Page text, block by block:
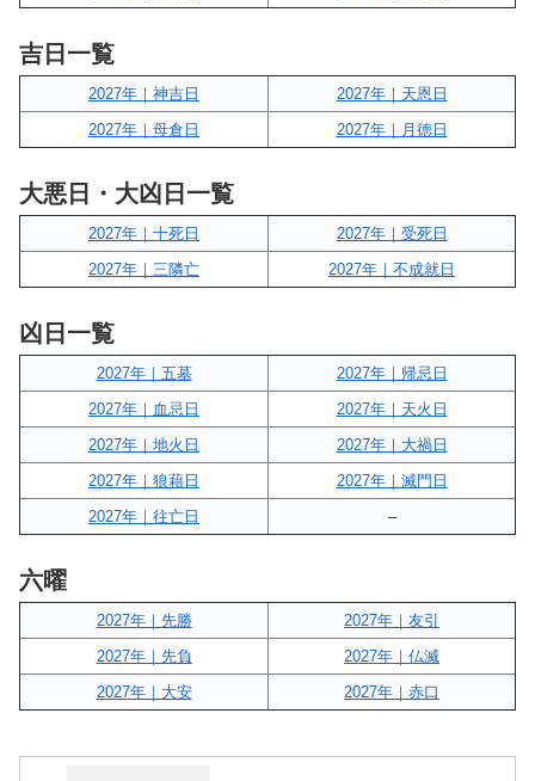
吉日一覧
2027年｜神吉日
2027年｜天恩日
2027年｜母倉日
2027年｜月徳日
大悪日・大凶日一覧
2027年｜十死日
2027年｜受死日
2027年｜三隣亡
2027年｜不成就日
凶日一覧
2027年｜五墓
2027年｜帰忌日
2027年｜血忌日
2027年｜天火日
2027年｜地火日
2027年｜大禍日
2027年｜狼藉日
2027年｜滅門日
2027年｜往亡日
–
六曜
2027年｜先勝
2027年｜友引
2027年｜先負
2027年｜仏滅
2027年｜大安
2027年｜赤口